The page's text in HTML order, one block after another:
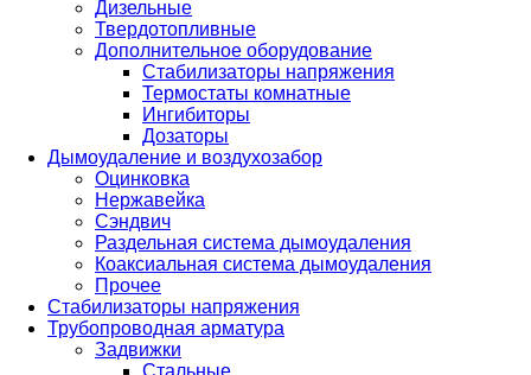
Дизельные
Твердотопливные
Дополнительное оборудование
Стабилизаторы напряжения
Термостаты комнатные
Ингибиторы
Дозаторы
Дымоудаление и воздухозабор
Оцинковка
Нержавейка
Сэндвич
Раздельная система дымоудаления
Коаксиальная система дымоудаления
Прочее
Стабилизаторы напряжения
Трубопроводная арматура
Задвижки
Стальные